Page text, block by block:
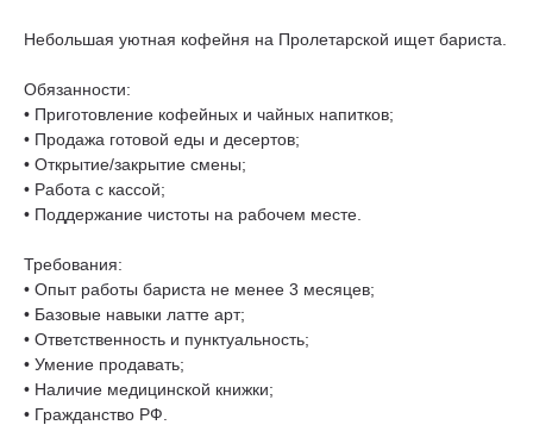
Небольшая уютная кофейня на Пролетарской ищет бариста.
Обязанности:
• Приготовление кофейных и чайных напитков;
• Продажа готовой еды и десертов;
• Открытие/закрытие смены;
• Работа с кассой;
• Поддержание чистоты на рабочем месте.
Требования:
• Опыт работы бариста не менее 3 месяцев;
• Базовые навыки латте арт;
• Ответственность и пунктуальность;
• Умение продавать;
• Наличие медицинской книжки;
• Гражданство РФ.